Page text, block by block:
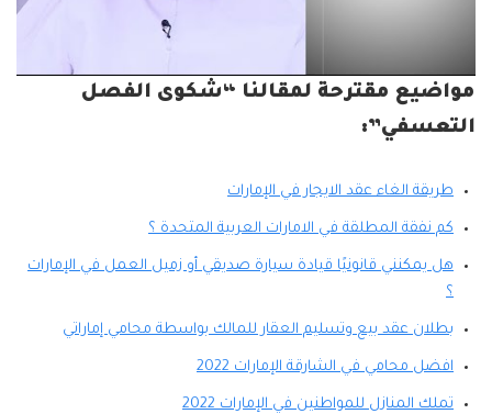
مواضيع مقترحة لمقالنا “شكوى الفصل
التعسفي”:
طريقة الغاء عقد الايجار في الإمارات
كم نفقة المطلقة في الامارات العربية المتحدة ؟
هل يمكنني قانونيًا قيادة سيارة صديقي أو زميل العمل في الإمارات
؟
بطلان عقد بيع وتسليم العقار للمالك بواسطة محامي إماراتي
افضل محامي في الشارقة الإمارات 2022
تملك المنازل للمواطنين في الإمارات 2022